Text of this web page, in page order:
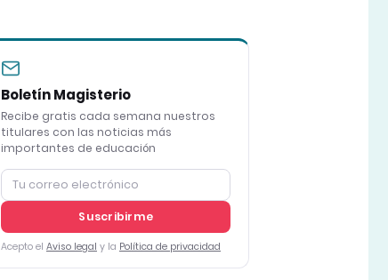
Boletín Magisterio
Recibe gratis cada semana nuestros
titulares con las noticias más
importantes de educación
Suscribirme
Acepto el Aviso legal y la Política de privacidad